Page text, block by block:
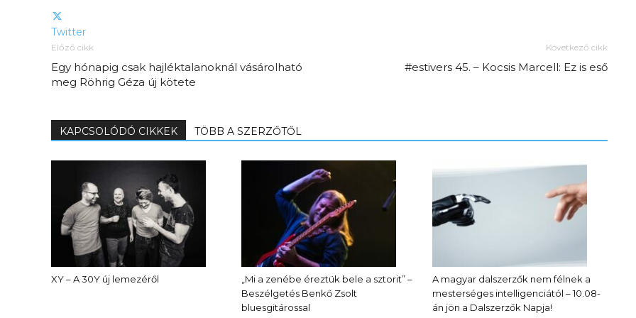
Twitter
Előző cikk
Egy hónapig csak hajléktalanoknál vásárolható
meg Röhrig Géza új kötete
Következő cikk
#estivers 45. – Kocsis Marcell: Ez is eső
KAPCSOLÓDÓ CIKKEK TÖBB A SZERZŐTŐL
XY – A 30Y új lemezéről
„Mi a zenébe éreztük bele a sztorit” –
Beszélgetés Benkő Zsolt
bluesgitárossal
A magyar dalszerzők nem félnek a
mesterséges intelligenciától – 10.08-
án jön a Dalszerzők Napja!
Elveszítettük az
unatkozás képességét? –
Trashről és lélekről
S03E02 premier
Az f21-re költözik a
Trashről és lélekről –
Amurpodcast